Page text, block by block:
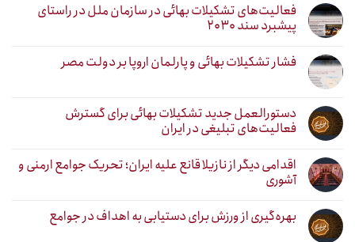
فعالیت‌های تشکیلات بهائی در سازمان ملل در راستای
پیشبرد سند ۲۰۳۰
فشار تشکیلات بهائی و پارلمان اروپا بر دولت مصر
دستورالعمل جدید تشکیلات بهائی برای گسترش
فعالیت‌های تبلیغی در ایران
اقدامی دیگر از نازیلا قانع علیه ایران؛ تحریک جوامع ارمنی و
آشوری
بهره‌گیری از ورزش برای دستیابی به اهداف در جوامع